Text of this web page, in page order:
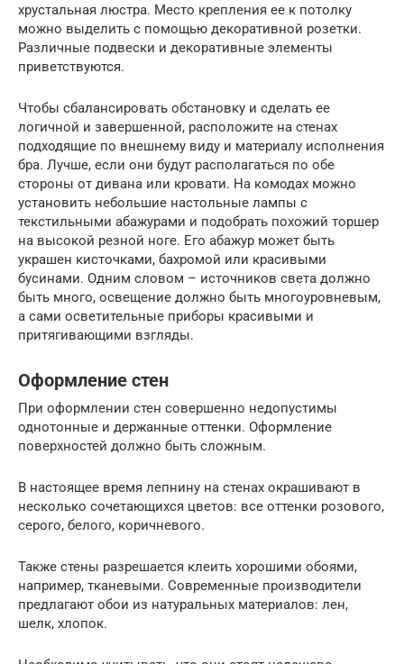
хрустальная люстра. Место крепления ее к потолку
можно выделить с помощью декоративной розетки.
Различные подвески и декоративные элементы
приветствуются.
Чтобы сбалансировать обстановку и сделать ее
логичной и завершенной, расположите на стенах
подходящие по внешнему виду и материалу исполнения
бра. Лучше, если они будут располагаться по обе
стороны от дивана или кровати. На комодах можно
установить небольшие настольные лампы с
текстильными абажурами и подобрать похожий торшер
на высокой резной ноге. Его абажур может быть
украшен кисточками, бахромой или красивыми
бусинами. Одним словом – источников света должно
быть много, освещение должно быть многоуровневым,
а сами осветительные приборы красивыми и
притягивающими взгляды.
Оформление стен
При оформлении стен совершенно недопустимы
однотонные и держанные оттенки. Оформление
поверхностей должно быть сложным.
В настоящее время лепнину на стенах окрашивают в
несколько сочетающихся цветов: все оттенки розового,
серого, белого, коричневого.
Также стены разрешается клеить хорошими обоями,
например, тканевыми. Современные производители
предлагают обои из натуральных материалов: лен,
шелк, хлопок.